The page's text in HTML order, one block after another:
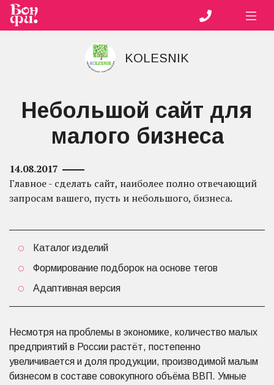
KOLESNIK
Небольшой сайт для
малого бизнеса
14.08.2017
Главное - сделать сайт, наиболее полно отвечающий
запросам вашего, пусть и небольшого, бизнеса.
Каталог изделий
Формирование подборок на основе тегов
Адаптивная версия
Несмотря на проблемы в экономике, количество малых
предприятий в России растёт, постепенно
увеличивается и доля продукции, производимой малым
бизнесом в составе совокупного объёма ВВП. Умные